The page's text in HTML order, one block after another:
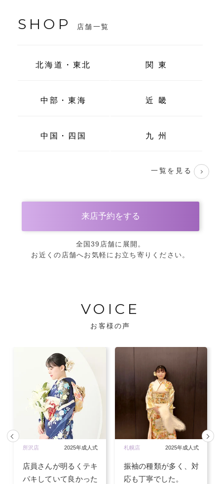
SHOP 店舗一覧
北海道・東北 関 東
中部・東海 近 畿
中国・四国 九 州
一覧を見る
来店予約をする
全国39店舗に展開。
お近くの店舗へお気軽にお立ち寄りください。
VOICE
お客様の声
所沢店 2025年成人式
店員さんが明るくテキ
パキしていて良かった
札幌店 2025年成人式
振袖の種類が多く、対
応も丁寧でした。